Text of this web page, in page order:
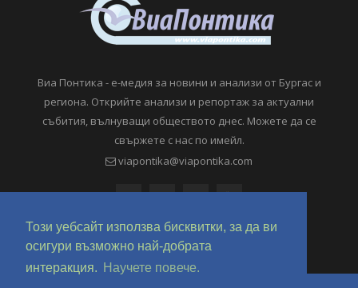
Този уебсайт използва бисквитки, за да ви
осигури възможно най-добрата
интеракция.
Научете повече.
Виа Понтика - е-медия за новини и анализи от Бургас и
региона. Открийте анализи и репортаж за актуални
събития, вълнуващи обществото днес. Можете да се
свържете с нас по имейл.
viapontika@viapontika.com